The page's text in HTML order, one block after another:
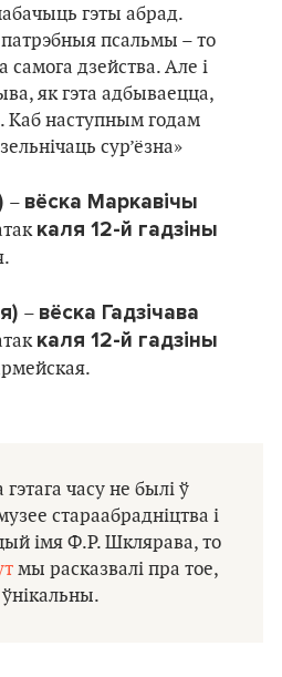
гэты абрад.
псальмы – то
дзейства. Але і
як гэта адбываецца,
Каб наступным годам
сур’ёзна»
– вёска Маркавічы
каля 12-й гадзіны
– вёска Гадзічава
каля 12-й гадзіны
часу не былі ў
стараабрадніцтва і
імя Ф.Р. Шклярава, то
мы расказвалі пра тое,